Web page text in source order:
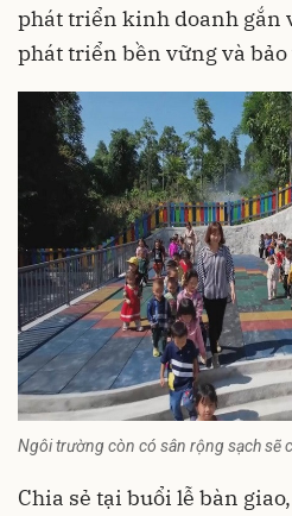
phát triển kinh doanh gắn
phát triển bền vững và
Ngôi trường còn có sân rộng sạch sẽ
Chia sẻ tại buổi lễ bàn